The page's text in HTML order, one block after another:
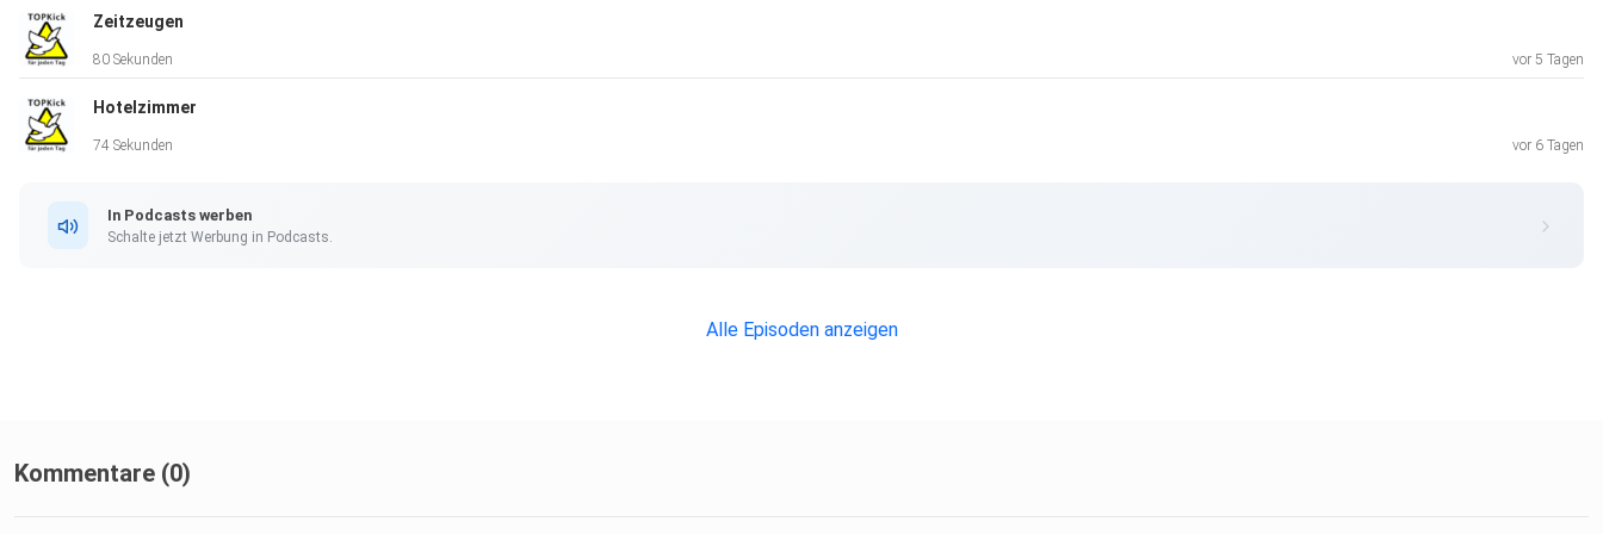
Zeitzeugen
80 Sekunden vor 5 Tagen
Hotelzimmer
74 Sekunden vor 6 Tagen
In Podcasts werben
Schalte jetzt Werbung in Podcasts.
Alle Episoden anzeigen
Kommentare (0)